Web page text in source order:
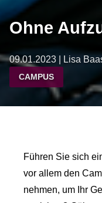
Ohne
09.01.2023 | Lisa
CAMPUS
Führen Sie sich
vor allem den
nehmen, um Ihr